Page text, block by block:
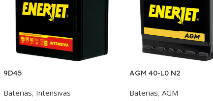
9D45
Baterias, Intensivas
AGM 40-L0 N2
Baterias, AGM